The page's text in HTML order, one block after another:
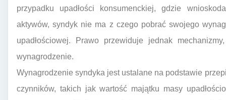
przypadku upadłości konsumenckiej, gdzie
aktywów, syndyk nie ma z czego pobrać swojego
upadłościowej. Prawo przewiduje jednak
wynagrodzenie.
Wynagrodzenie syndyka jest ustalane na podstawie
czynników, takich jak wartość majątku masy